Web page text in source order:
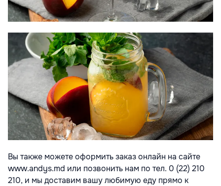
Вы также можете оформить заказ онлайн на сайте
www.andys.md или позвонить нам по тел. 0 (22) 210
210, и мы доставим вашу любимую еду прямо к